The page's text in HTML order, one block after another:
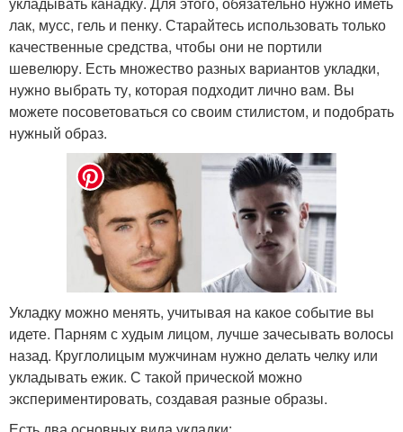
лак, мусс, гель и пенку. Старайтесь использовать только
качественные средства, чтобы они не портили
шевелюру. Есть множество разных вариантов укладки,
нужно выбрать ту, которая подходит лично вам. Вы
можете посоветоваться со своим стилистом, и подобрать
нужный образ.
Укладку можно менять, учитывая на какое событие вы
идете. Парням с худым лицом, лучше зачесывать волосы
назад. Круглолицым мужчинам нужно делать челку или
укладывать ежик. С такой прической можно
экспериментировать, создавая разные образы.